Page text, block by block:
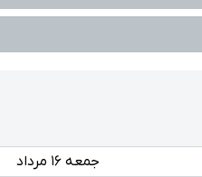
جمعه ۱۶ مرداد